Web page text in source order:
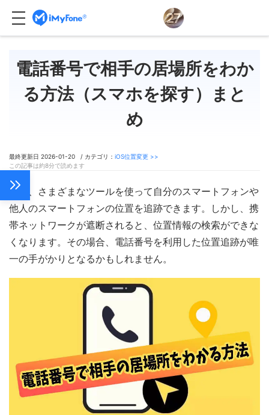
電話番号で相手の居場所をわか
る方法（スマホを探す）まと
め
最終更新日 2026-01-20 / カテゴリ： iOS位置変更 >>
この記事は約8分で読めます
現在、さまざまなツールを使って自分のスマートフォンや
他人のスマートフォンの位置を追跡できます。しかし、携
帯ネットワークが遮断されると、位置情報の検索ができな
くなります。その場合、電話番号を利用した位置追跡が唯
一の手がかりとなるかもしれません。